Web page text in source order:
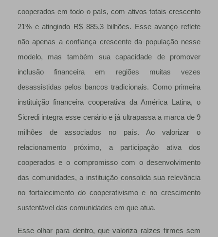
cooperados em todo o país, com ativos totais crescento
21% e atingindo R$ 885,3 bilhões. Esse avanço reflete
não apenas a confiança crescente da população nesse
modelo, mas também sua capacidade de promover
inclusão financeira em regiões muitas vezes
desassistidas pelos bancos tradicionais. Como primeira
instituição financeira cooperativa da América Latina, o
Sicredi integra esse cenário e já ultrapassa a marca de 9
milhões de associados no país. Ao valorizar o
relacionamento próximo, a participação ativa dos
cooperados e o compromisso com o desenvolvimento
das comunidades, a instituição consolida sua relevância
no fortalecimento do cooperativismo e no crescimento
sustentável das comunidades em que atua.
Esse olhar para dentro, que valoriza raízes firmes sem